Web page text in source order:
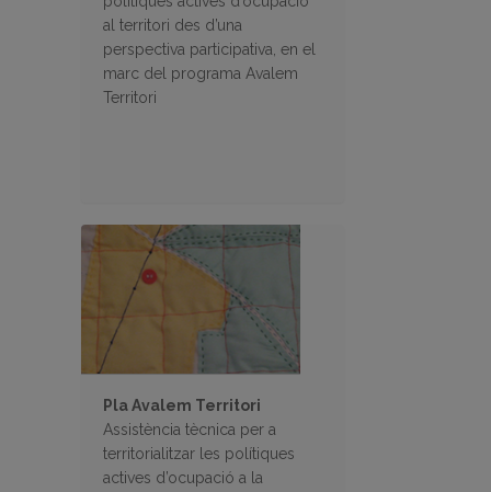
al territori des d’una
perspectiva participativa, en el
marc del programa Avalem
Territori
Pla Avalem Territori
Assistència tècnica per a
territorialitzar les polítiques
actives d’ocupació a la